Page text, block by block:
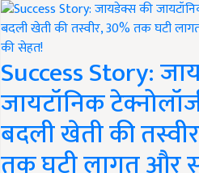
Success Story:
जायटॉनिक
बदली खेती की